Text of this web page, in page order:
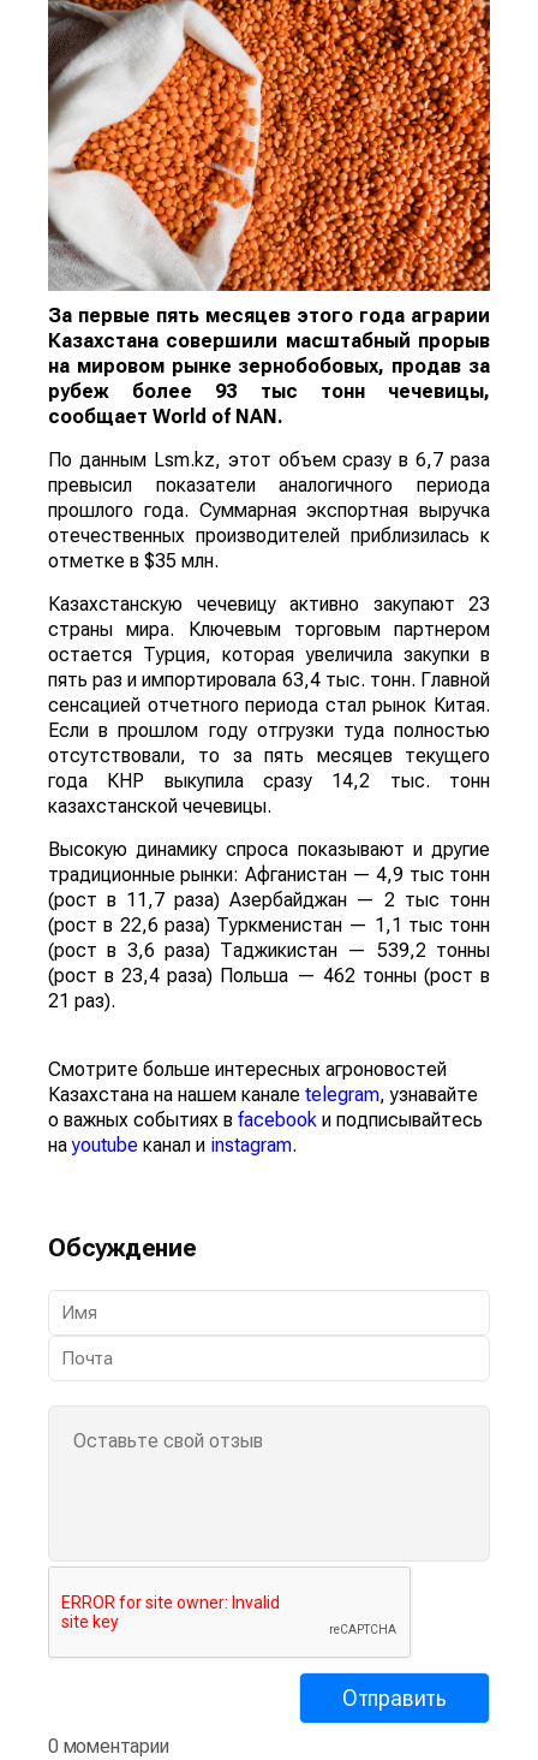
За первые пять месяцев этого года аграрии
Казахстана совершили масштабный прорыв
на мировом рынке зернобобовых, продав за
рубеж более 93 тыс тонн чечевицы,
сообщает World of NAN.
По данным Lsm.kz, этот объем сразу в 6,7 раза
превысил показатели аналогичного периода
прошлого года. Суммарная экспортная выручка
отечественных производителей приблизилась к
отметке в $35 млн.
Казахстанскую чечевицу активно закупают 23
страны мира. Ключевым торговым партнером
остается Турция, которая увеличила закупки в
пять раз и импортировала 63,4 тыс. тонн. Главной
сенсацией отчетного периода стал рынок Китая.
Если в прошлом году отгрузки туда полностью
отсутствовали, то за пять месяцев текущего
года КНР выкупила сразу 14,2 тыс. тонн
казахстанской чечевицы.
Высокую динамику спроса показывают и другие
традиционные рынки: Афганистан — 4,9 тыс тонн
(рост в 11,7 раза) Азербайджан — 2 тыс тонн
(рост в 22,6 раза) Туркменистан — 1,1 тыс тонн
(рост в 3,6 раза) Таджикистан — 539,2 тонны
(рост в 23,4 раза) Польша — 462 тонны (рост в
21 раз).
Смотрите больше интересных агроновостей
Казахстана на нашем канале telegram, узнавайте
о важных событиях в facebook и подписывайтесь
наyoutube канал и instagram.
Обсуждение
0 моментарии